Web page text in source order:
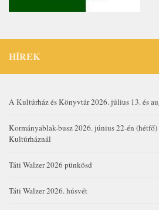
HÍREK
A Kultúrház és Könyvtár 2026. július 13. és
Kormányablak-busz 2026. június 22-én
Kultúrháznál
Táti Walzer 2026 pünkösd
Táti Walzer 2026. húsvét